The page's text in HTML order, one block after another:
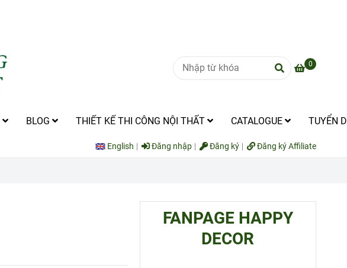
0
BLOG THIẾT KẾ THI CÔNG NỘI THẤT CATALOGUE TUYỂN
English Đăng nhập Đăng ký Đăng ký Affiliate
FANPAGE HAPPY
DECOR